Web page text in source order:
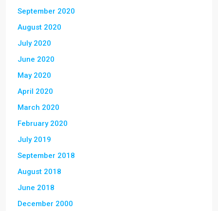
September 2020
August 2020
July 2020
June 2020
May 2020
April 2020
March 2020
February 2020
July 2019
September 2018
August 2018
June 2018
December 2000